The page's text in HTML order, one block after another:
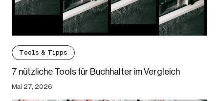
Tools & Tipps
7 nützliche Tools für Buchhalter im Vergleich
Mai 27, 2026